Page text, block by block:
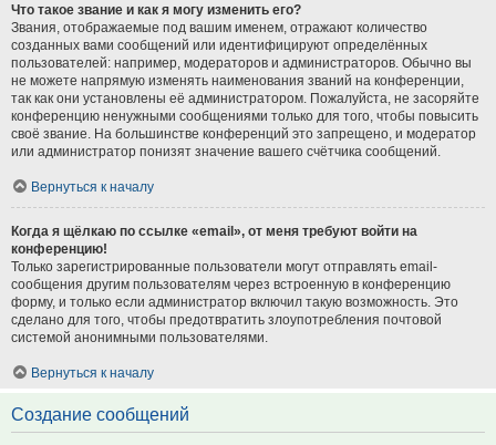
Что такое звание и как я могу изменить его?
Звания, отображаемые под вашим именем, отражают количество
созданных вами сообщений или идентифицируют определённых
пользователей: например, модераторов и администраторов. Обычно вы
не можете напрямую изменять наименования званий на конференции,
так как они установлены её администратором. Пожалуйста, не засоряйте
конференцию ненужными сообщениями только для того, чтобы повысить
своё звание. На большинстве конференций это запрещено, и модератор
или администратор понизят значение вашего счётчика сообщений.
Вернуться к началу
Когда я щёлкаю по ссылке «email», от меня требуют войти на
конференцию!
Только зарегистрированные пользователи могут отправлять email-
сообщения другим пользователям через встроенную в конференцию
форму, и только если администратор включил такую возможность. Это
сделано для того, чтобы предотвратить злоупотребления почтовой
системой анонимными пользователями.
Вернуться к началу
Создание сообщений